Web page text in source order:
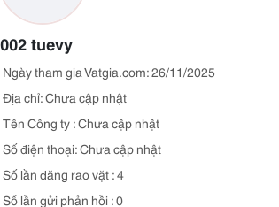
tuevy
Ngày tham gia Vatgia.com: 26/11/2025
Địa chỉ: Chưa cập nhật
Tên Công ty : Chưa cập nhật
Số điện thoại: Chưa cập nhật
Số lần đăng rao vặt : 4
Số lần gửi phản hồi : 0